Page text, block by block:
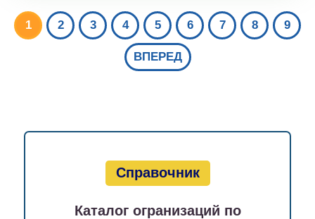
1 2 3 4 5 6 7 8 9
ВПЕРЕД
Справочник
Каталог огранизаций по